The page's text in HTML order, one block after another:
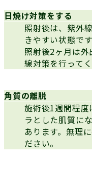
日焼け対策をする
照射後は、紫外
きやすい状態です
照射後2ヶ月は
線対策を行ってく
角質の離脱
施術後1週間程
ラとした肌質に
あります。無理
ださい。